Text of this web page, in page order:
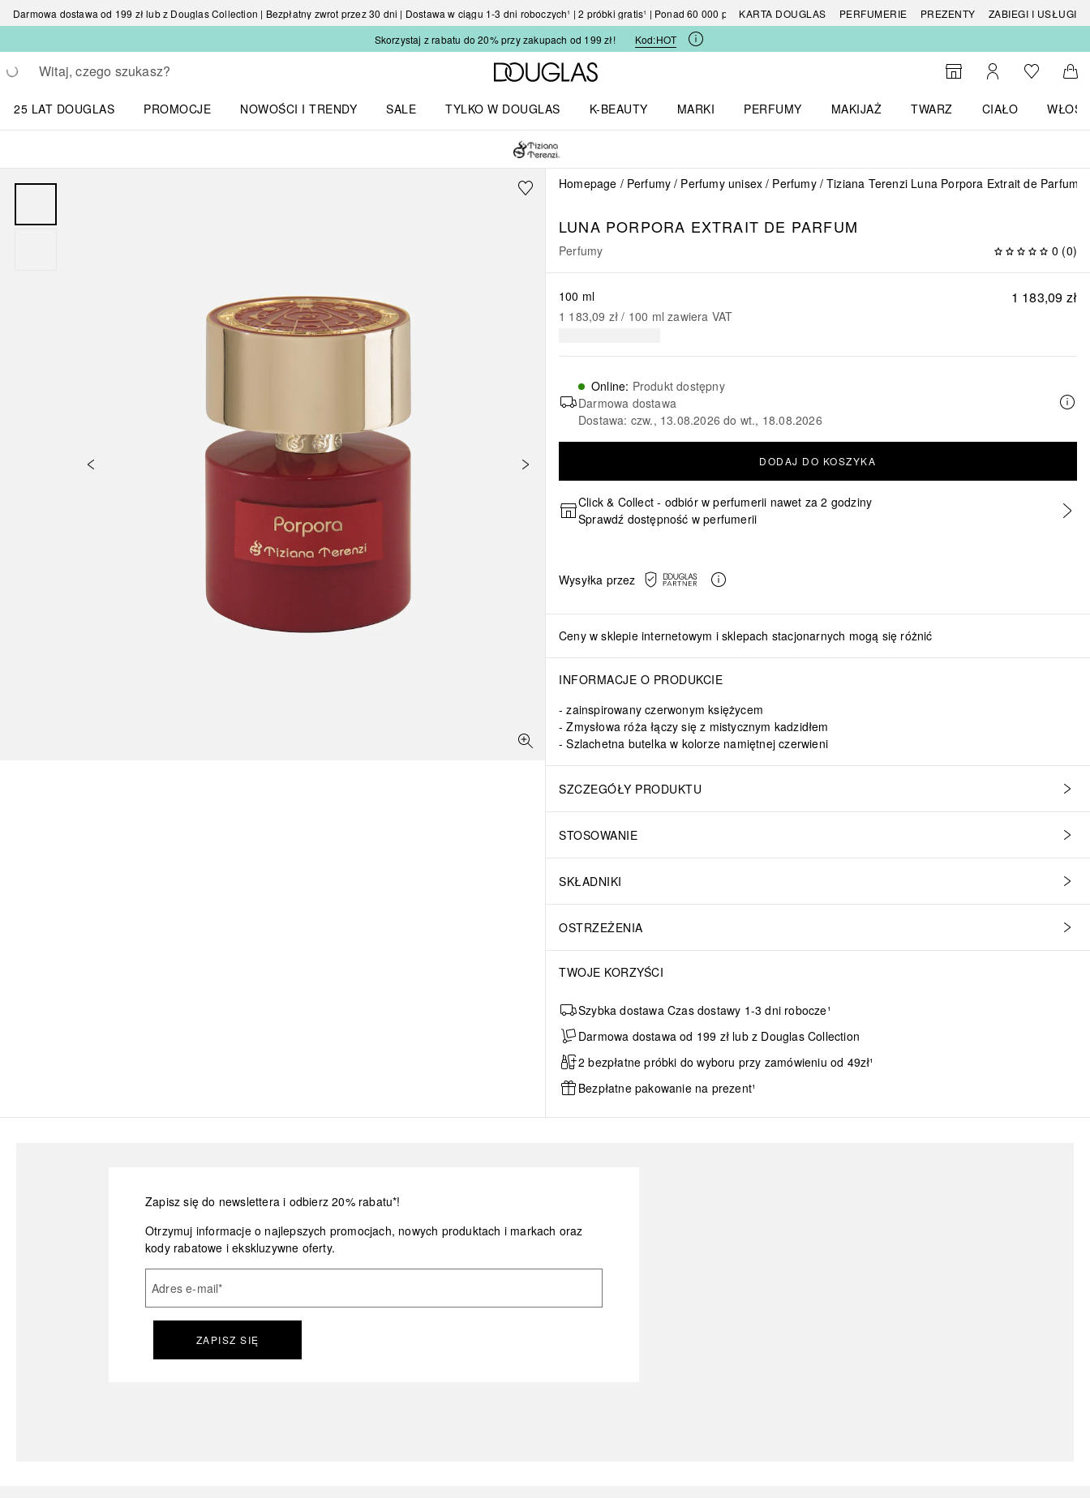
Darmowa dostawa od 199 zł lub z Douglas Collection | Bezpłatny zwrot przez 30 dni | Dostawa w ciągu 1-3 dni roboczych¹ | 2 próbki gratis¹ | Ponad 60 000 produktówKARTA DOUGLAS PERFUMERIE PREZENTY
ZABIEGI I USŁUGI
Skorzystaj z rabatu do 20% przy zakupach od 199 zł!
Kod:HOT
Wracać
Wykonaj wyszukiwanie
Strona główna Douglas
Do wyszukiwarki
Moje kontoDo listyDo
25 LAT DOUGLAS
PROMOCJE
NOWOŚCI I TRENDY
SALE
TYLKO W DOUGLAS
K-BEAUTY
MARKI
PERFUMY
MAKIJAŻ
TWARZ
CIAŁO
WŁOSY
Homepage Perfumy Perfumy unisex Perfumy Tiziana Terenzi Luna Porpora Extrait de Parfum
LUNA PORPORA EXTRAIT DE PARFUM
Perfumy 0 (0)
1 183,09 zł
100 ml
1 183,09 zł / 100 ml zawiera VAT
Online: Produkt dostępny
Darmowa dostawa
Dostawa: czw., 13.08.2026 do wt., 18.08.2026
DODAJ DO KOSZYKA
Click & Collect - odbiór w perfumerii nawet za 2 godziny
Sprawdź dostępność w perfumerii
Wysyłka przez
Ceny w sklepie internetowym i sklepach stacjonarnych mogą się różnić
INFORMACJE O PRODUKCIE
zainspirowany czerwonym księżycem
Zmysłowa róża łączy się z mistycznym kadzidłem
Szlachetna butelka w kolorze namiętnej czerwieni
SZCZEGÓŁY PRODUKTU
STOSOWANIE
SKŁADNIKI
OSTRZEŻENIA
TWOJE KORZYŚCI
Szybka dostawa Czas dostawy 1-3 dni robocze¹
Darmowa dostawa od 199 zł lub z Douglas Collection
2 bezpłatne próbki do wyboru przy zamówieniu od 49zł¹
Bezpłatne pakowanie na prezent¹
Zapisz się do newslettera i odbierz 20% rabatu*!
Otrzymuj informacje o najlepszych promocjach, nowych produktach i markach oraz
kody rabatowe i ekskluzywne oferty.
Adres e-mail*
ZAPISZ SIĘ